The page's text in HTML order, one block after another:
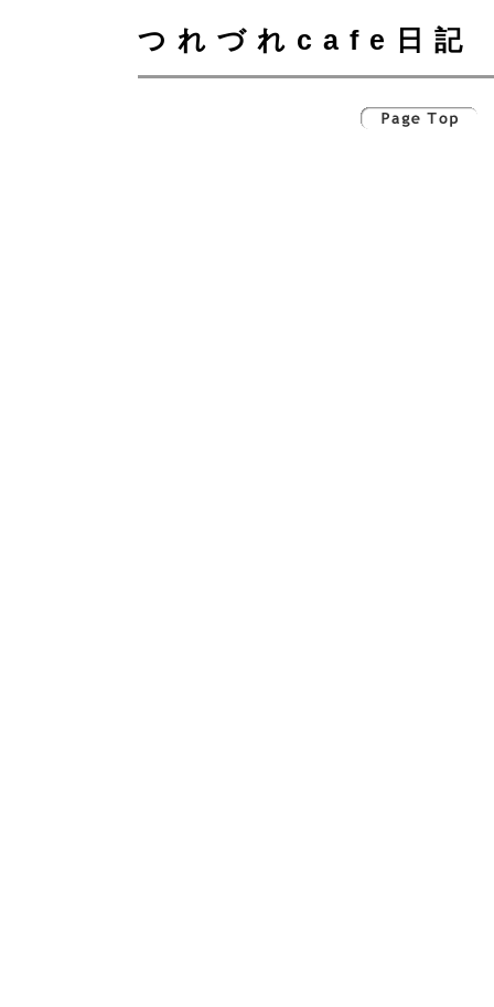
つれづれcafe日記